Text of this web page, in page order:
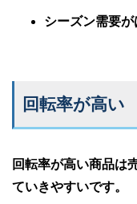
シーズン需要
回転率が高い
回転率が高い商品は
ていきやすいです。